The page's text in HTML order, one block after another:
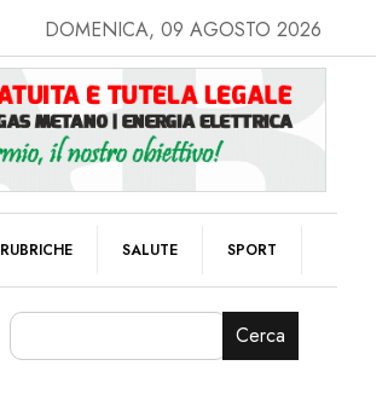
DOMENICA, 09 AGOSTO 2026
RUBRICHE SALUTE SPORT
Cerca